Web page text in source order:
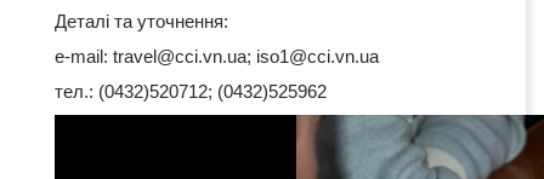
Деталі та уточнення:
e-mail: travel@cci.vn.ua; iso1@cci.vn.ua
тел.: (0432)520712; (0432)525962